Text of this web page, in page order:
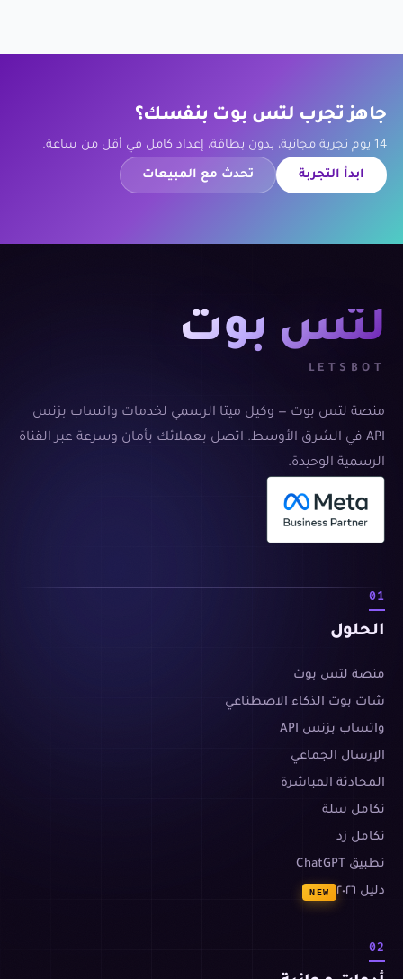
جاهز تجرب لتس بوت بنفسك؟
14 يوم تجربة مجانية، بدون بطاقة، إعداد كامل في أقل من ساعة.
ابدأ التجربة تحدث مع المبيعات
لتس بوت
LETSBOT
منصة لتس بوت — وكيل ميتا الرسمي لخدمات واتساب بزنس
API في الشرق الأوسط. اتصل بعملائك بأمان وسرعة عبر القناة
الرسمية الوحيدة.
01
الحلول
منصة لتس بوت
شات بوت الذكاء الاصطناعي
واتساب بزنس API
الإرسال الجماعي
المحادثة المباشرة
تكامل سلة
تكامل زد
تطبيق ChatGPT
دليل ٢٠٢٦
NEW
02